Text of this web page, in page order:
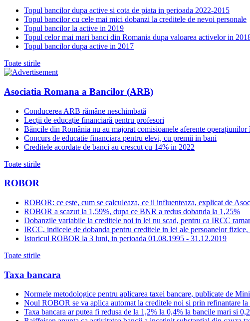
Topul bancilor dupa active si cota de piata in perioada 2022-2015
Topul bancilor cu cele mai mici dobanzi la creditele de nevoi personale
Topul bancilor la active in 2019
Topul celor mai mari banci din Romania dupa valoarea activelor in
Topul bancilor dupa active in 2017
Toate stirile
Asociatia Romana a Bancilor (ARB)
Conducerea ARB rămâne neschimbată
Lecții de educație financiară pentru profesori
Băncile din România nu au majorat comisioanele aferente operațiunilor
Concurs de educatie financiara pentru elevi, cu premii in bani
Creditele acordate de banci au crescut cu 14% in 2022
Toate stirile
ROBOR
ROBOR: ce este, cum se calculeaza, ce il influenteaza, explicat de
ROBOR a scazut la 1,59%, dupa ce BNR a redus dobanda la 1,25%
Dobanzile variabile la creditele noi in lei nu scad, pentru ca IRCC
IRCC, indicele de dobanda pentru creditele in lei ale persoanelor
Istoricul ROBOR la 3 luni, in perioada 01.08.1995 - 31.12.2019
Toate stirile
Taxa bancara
Normele metodologice pentru aplicarea taxei bancare, publicate de
Noul ROBOR se va aplica automat la creditele noi si prin refinantare la
Taxa bancara ar putea fi redusa de la 1,2% la 0,4% la bancile mari si